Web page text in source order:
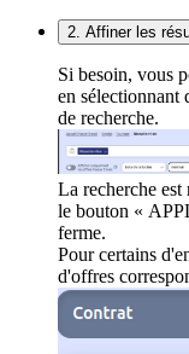
2. Affiner les
Si besoin, vous
en sélectionnant
de recherche.
La recherche
le bouton «
ferme.
Pour certains
d'offres